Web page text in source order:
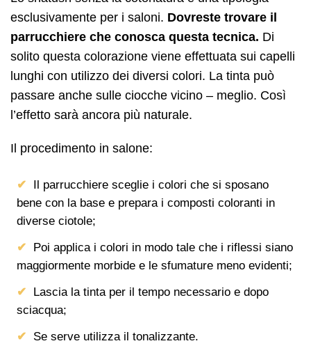
esclusivamente per i saloni. Dovreste trovare il
parrucchiere che conosca questa tecnica. Di
solito questa colorazione viene effettuata sui capelli
lunghi con utilizzo dei diversi colori. La tinta può
passare anche sulle ciocche vicino – meglio. Così
l’effetto sarà ancora più naturale.
Il procedimento in salone:
Il parrucchiere sceglie i colori che si sposano
bene con la base e prepara i composti coloranti in
diverse ciotole;
Poi applica i colori in modo tale che i riflessi siano
maggiormente morbide e le sfumature meno evidenti;
Lascia la tinta per il tempo necessario e dopo
sciacqua;
Se serve utilizza il tonalizzante.